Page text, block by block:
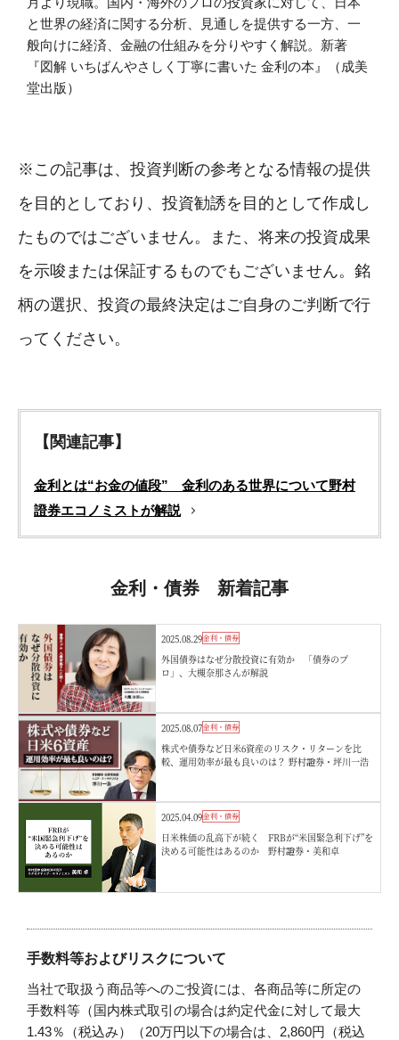
と世界の経済に関する分析、見通しを提供する一方、一
般向けに経済、金融の仕組みを分りやすく解説。新著
『図解 いちばんやさしく丁寧に書いた 金利の本』（成美
堂出版）
※この記事は、投資判断の参考となる情報の提供
を目的としており、投資勧誘を目的として作成し
たものではございません。また、将来の投資成果
を示唆または保証するものでもございません。銘
柄の選択、投資の最終決定はご自身のご判断で行
ってください。
【関連記事】
金利とは“お金の値段” 金利のある世界について野村
證券エコノミストが解説
金利・債券 新着記事
2025.08.29金利・債券
外国債券はなぜ分散投資に有効か 「債券のプ
ロ」、大槻奈那さんが解説
2025.08.07金利・債券
株式や債券など日米6資産のリスク・リターンを比
較、運用効率が最も良いのは？ 野村證券・坪川一浩
2025.04.09金利・債券
日米株価の乱高下が続く FRBが“米国緊急利下げ”を
決める可能性はあるのか 野村證券・美和卓
手数料等およびリスクについて
当社で取扱う商品等へのご投資には、各商品等に所定の
手数料等（国内株式取引の場合は約定代金に対して最大
1.43％（税込み）（20万円以下の場合は、2,860円（税込